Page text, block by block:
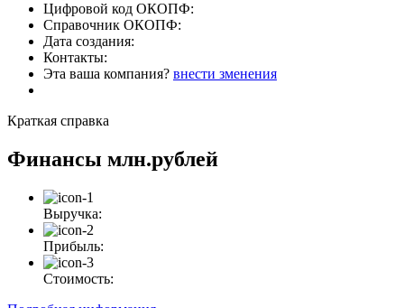
Цифровой код ОКОПФ:
Справочник ОКОПФ:
Дата создания:
Контакты:
Эта ваша компания? внести зменения
Краткая справка
Финансы млн.рублей
Выручка:
Прибыль:
Стоимость: